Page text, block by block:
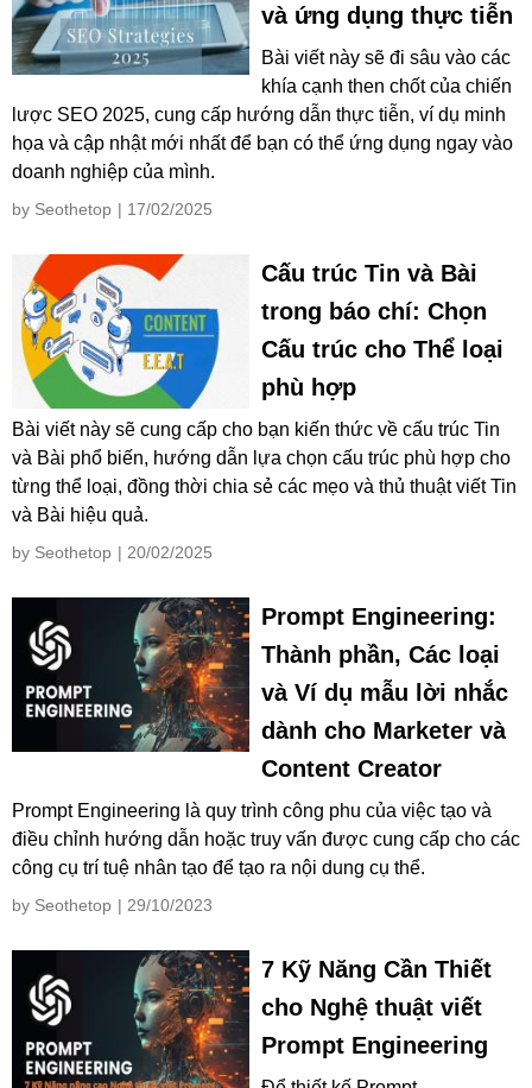
và ứng dụng thực tiễn
Bài viết này sẽ đi sâu vào các
khía cạnh then chốt của chiến
lược SEO 2025, cung cấp hướng dẫn thực tiễn, ví dụ minh
họa và cập nhật mới nhất để bạn có thể ứng dụng ngay vào
doanh nghiệp của mình.
by Seothetop | 17/02/2025
Cấu trúc Tin và Bài
trong báo chí: Chọn
Cấu trúc cho Thể loại
phù hợp
Bài viết này sẽ cung cấp cho bạn kiến thức về cấu trúc Tin
và Bài phổ biến, hướng dẫn lựa chọn cấu trúc phù hợp cho
từng thể loại, đồng thời chia sẻ các mẹo và thủ thuật viết Tin
và Bài hiệu quả.
by Seothetop | 20/02/2025
Prompt Engineering:
Thành phần, Các loại
và Ví dụ mẫu lời nhắc
dành cho Marketer và
Content Creator
Prompt Engineering là quy trình công phu của việc tạo và
điều chỉnh hướng dẫn hoặc truy vấn được cung cấp cho các
công cụ trí tuệ nhân tạo để tạo ra nội dung cụ thể.
by Seothetop | 29/10/2023
7 Kỹ Năng Cần Thiết
cho Nghệ thuật viết
Prompt Engineering